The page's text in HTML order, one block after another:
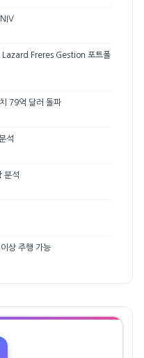
Freres Gestion 포트폴
79억 달러 돌파
석
분석
상 주행 가능